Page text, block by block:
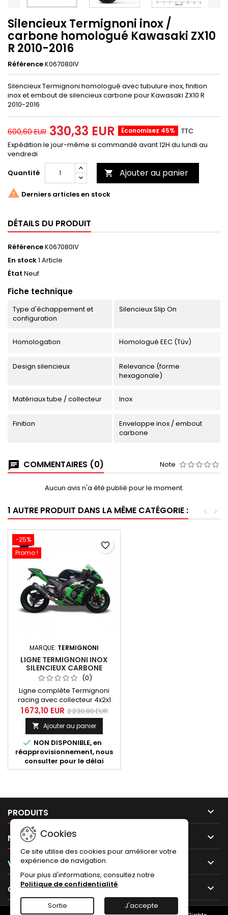
Silencieux Termignoni inox /
carbone homologué Kawasaki ZX10
R 2010-2016
RéférenceK067080IV
Silencieux Termignoni homologué avec tubulure inox, finition
inox et embout de silencieux carbone pour Kawasaki ZX10 R
2010-2016
600,60 EUR 330,33 EUR Économisez 45%
TTC
Expédition le jour-même si commandé avant 12H du lundi au
vendredi
Quantité
 Ajouter au panier
 Derniers articles en stock
DÉTAILS DU PRODUIT
RéférenceK067080IV
En stock1 Article
État Neuf
Fiche technique
Type d'échappement et
configuration
Silencieux Slip On
Homologation Homologué EEC (Tüv)
Design silencieux
Relevance (forme
hexagonale)
Matériaux tube / collecteur Inox
Finition
Enveloppe inox / embout
carbone
COMMENTAIRES (0) Note
Aucun avis n'a été publié pour le moment.
1 AUTRE PRODUIT DANS LA MÊME CATÉGORIE : >
<
-25%
Promo !
MARQUE: TERMIGNONI
LIGNE TERMIGNONI INOX
SILENCIEUX CARBONE
KAWASAKI ZX10 R 2010-2018
(0)
Ligne complète Termignoni
racing avec collecteur 4x2x1
inox et silencieux finition
carbone avec embout
carbone pour Kawasaki ZX10 R
années 2010 à 2018.
1 673,10 EUR 2 230,80 EUR
 Ajouter au panier
 NON DISPONIBLE, en
réapprovisionnement, nous
consulter pour le délai
favorite_border
PRODUITS 
NOTRE SOCIÉTÉ 
VOTRE COMPTE 
CONTACT 
Cookies
Ce site utilise des cookies pour améliorer votre
expérience de navigation.
Pour plus d'informations, consultez notre
Politique de confidentialité.
Sortie J'accepte